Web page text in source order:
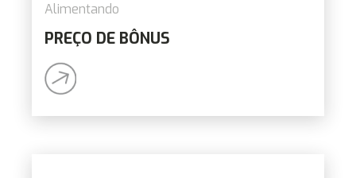
Alimentando
PREÇO DE BÔNUS